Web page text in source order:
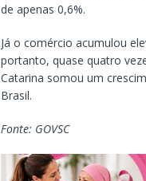
de apenas 0,6%.
Já o comércio acumulou
portanto, quase quatro
Catarina somou um
Brasil.
Fonte: GOVSC